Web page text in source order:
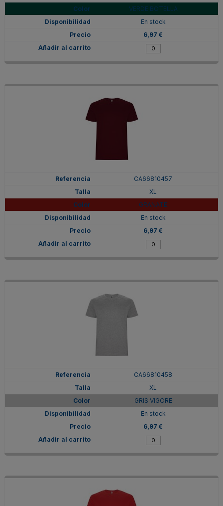
VERDE BOTELLA
En stock
6,97 €
CA66810457
XL
GRANATE
En stock
6,97 €
CA66810458
XL
GRIS VIGORE
En stock
6,97 €